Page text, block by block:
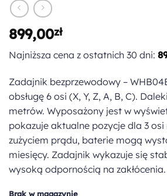
899,00zł
Najniższa cena z ostatnich 30 dni:
Zadajnik bezprzewodowy –
obsługę 6 osi (X, Y, Z, A, B, C).
metrów. Wyposażony jest w
pokazuje aktualne pozycje dla 3 osi
zużyciem prądu, baterie mogą
miesięcy. Zadajnik wykazuje się
wysoką odpornością na zakłócenia.
Brak w magazynie